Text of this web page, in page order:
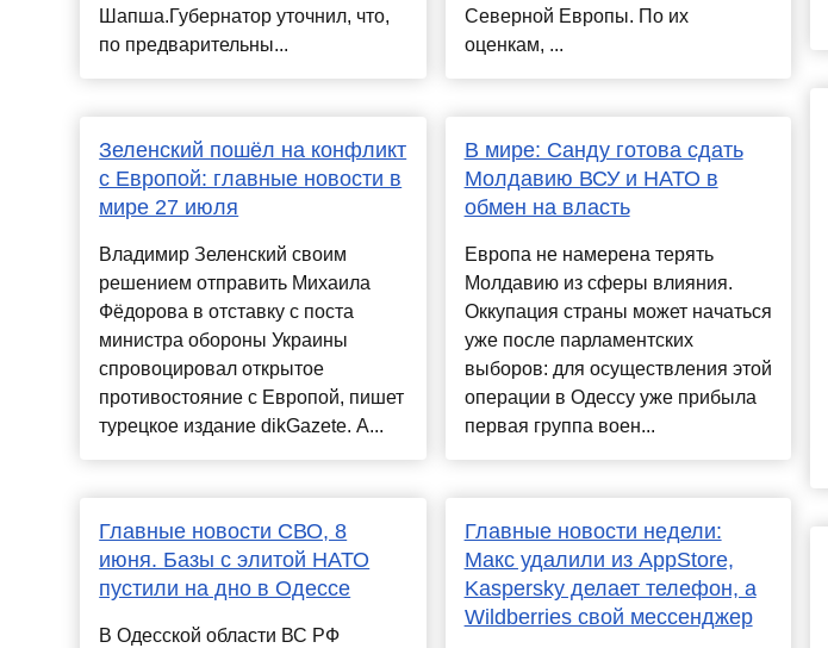
Шапша.Губернатор уточнил, что,
по предварительны...
Зеленский пошёл на конфликт
с Европой: главные новости в
мире 27 июля
Владимир Зеленский своим
решением отправить Михаила
Фёдорова в отставку с поста
министра обороны Украины
спровоцировал открытое
противостояние с Европой, пишет
турецкое издание dikGazete. А...
Главные новости СВО, 8
июня. Базы с элитой НАТО
пустили на дно в Одессе
В Одесской области ВС РФ
Северной Европы. По их
оценкам, ...
В мире: Санду готова сдать
Молдавию ВСУ и НАТО в
обмен на власть
Европа не намерена терять
Молдавию из сферы влияния.
Оккупация страны может начаться
уже после парламентских
выборов: для осуществления этой
операции в Одессу уже прибыла
первая группа воен...
Главные новости недели:
Макс удалили из AppStore,
Kaspersky делает телефон, а
Wildberries свой мессенджер